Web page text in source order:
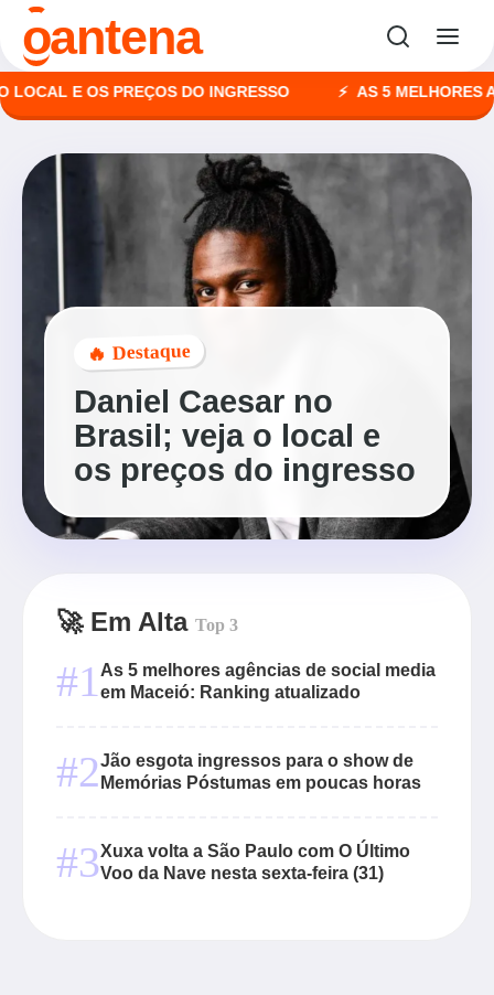
oantena
E OS PREÇOS DO INGRESSO AS 5 MELHORES
🔥 Destaque
Daniel Caesar no
Brasil; veja o local e
os preços do ingresso
🚀 Em Alta Top 3
#1As 5 melhores agências de social media
em Maceió: Ranking atualizado
#2Jão esgota ingressos para o show de
Memórias Póstumas em poucas horas
#3Xuxa volta a São Paulo com O Último
Voo da Nave nesta sexta-feira (31)